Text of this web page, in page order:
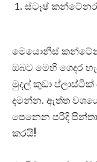
ස්ටෑෂ්
මෙයොනීස්
ඔබට මෙහි ගෙදර
මුදල් කුඩා
දමන්න. ඇත්ත
පෙනෙන පරිදි
කරයි!